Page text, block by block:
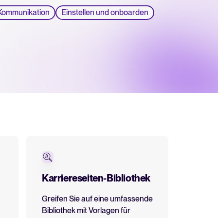
und deren Bedeutung für Ihre Recruiting‑Strategie.
Einstellen und onboarden
Karriereseiten-Bibliothek
Greifen Sie auf eine umfassende
Bibliothek mit Vorlagen für